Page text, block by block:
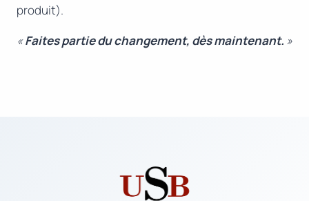
produit).
«Faites partie du changement, dès maintenant. »